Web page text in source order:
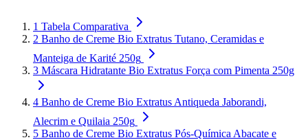
1 Tabela Comparativa
2 Banho de Creme Bio Extratus Tutano, Ceramidas e
Manteiga de Karité 250g
3 Máscara Hidratante Bio Extratus Força com Pimenta 250g
4 Banho de Creme Bio Extratus Antiqueda Jaborandi,
Alecrim e Quilaia 250g
5 Banho de Creme Bio Extratus Pós-Química Abacate e